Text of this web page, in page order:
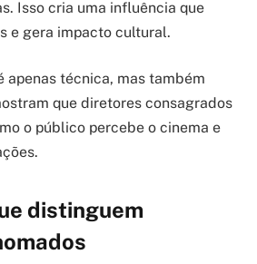
Isso cria uma influência que
e gera impacto cultural.
apenas técnica, mas também
que diretores consagrados
o público percebe o cinema e
distinguem